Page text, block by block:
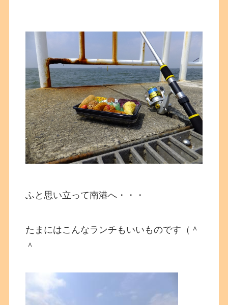
ふと思い立って南港へ・・・
たまにはこんなランチもいいものです（＾
＾